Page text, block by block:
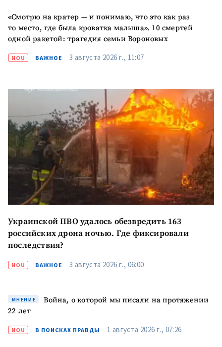
«Смотрю на кратер — и понимаю, что это как раз
то место, где была кроватка малыша». 10 смертей
одной ракетой: трагедия семьи Вороновых
NOU ВАЖНОЕ 3 августа 2026 г., 11:07
Украинской ПВО удалось обезвредить 163
российских дрона ночью. Где фиксировали
последствия?
NOU ВАЖНОЕ 3 августа 2026 г., 06:00
МНЕНИЕ
Война, о которой мы писали на протяжении
22 лет
NOU В ПОИСКАХ ПРАВДЫ 1 августа 2026 г., 07:26
КОНТАКТНЫЙ ИСТОЧНИК
Анонимный источник
Имя + Моё имя
Телефон
+ Личный телефон
Я прочитал(а) и согласен(на)
с политикой
конфиденциальности
ОТПРАВИТЬ НОВОСТЬ